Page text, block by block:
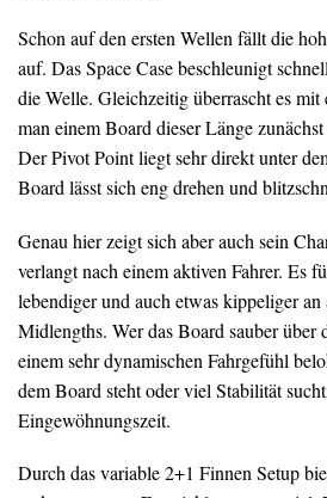
Schon auf den ersten Wellen fällt die
auf. Das Space Case beschleunigt
die Welle. Gleichzeitig überrascht es
man einem Board dieser Länge
Der Pivot Point liegt sehr direkt unter
Board lässt sich eng drehen und
Genau hier zeigt sich aber auch sein
verlangt nach einem aktiven Fahrer. Es
lebendiger und auch etwas kippeliger an
Midlengths. Wer das Board sauber
einem sehr dynamischen Fahrgefühl
dem Board steht oder viel Stabilität
Eingewöhnungszeit.
Durch das variable 2+1 Finnen Setup